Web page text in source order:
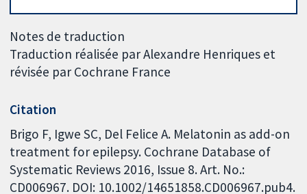
Notes de traduction
Traduction réalisée par Alexandre Henriques et
révisée par Cochrane France
Citation
Brigo F, Igwe SC, Del Felice A. Melatonin as add-on
treatment for epilepsy. Cochrane Database of
Systematic Reviews 2016, Issue 8. Art. No.:
CD006967. DOI: 10.1002/14651858.CD006967.pub4.